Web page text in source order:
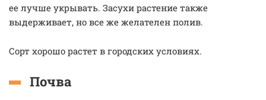
ее лучше укрывать. Засухи растение также
выдерживает, но все же желателен полив.
Сорт хорошо растет в городских условиях.
Почва